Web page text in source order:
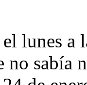
lunes a
no sabía